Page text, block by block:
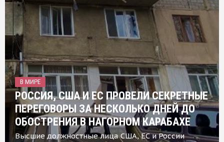
В МИРЕ
РОССИЯ, США И ЕС ПРОВЕЛИ СЕКРЕТНЫЕ
ПЕРЕГОВОРЫ ЗА НЕСКОЛЬКО ДНЕЙ ДО
ОБОСТРЕНИЯ В НАГОРНОМ КАРАБАХЕ
Высшие должностные лица США, ЕС и России